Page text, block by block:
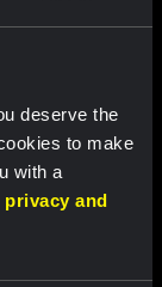
deserve the
to make
with a
privacy and